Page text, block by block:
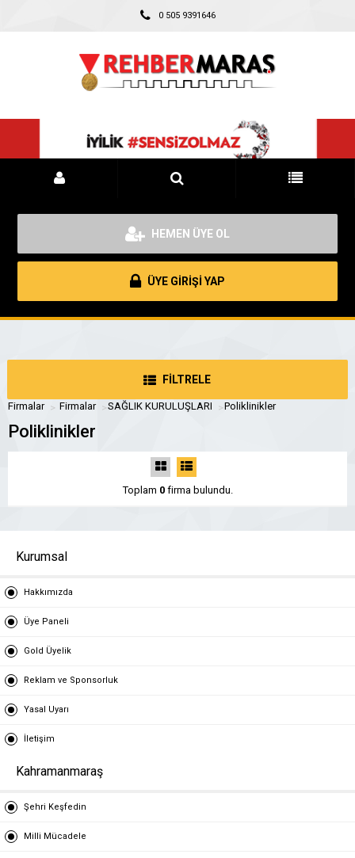
0 505 9391646
HEMEN ÜYE OL
ÜYE GİRİŞİ YAP
FİLTRELE
Firmalar Firmalar SAĞLIK KURULUŞLARI Poliklinikler
Poliklinikler
Toplam 0firma bulundu.
Kurumsal
Hakkımızda
Üye Paneli
Gold Üyelik
Reklam ve Sponsorluk
Yasal Uyarı
İletişim
Kahramanmaraş
Şehri Keşfedin
Milli Mücadele